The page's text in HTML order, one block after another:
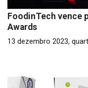
FoodinTech vence
Awards
13 dezembro 2023,